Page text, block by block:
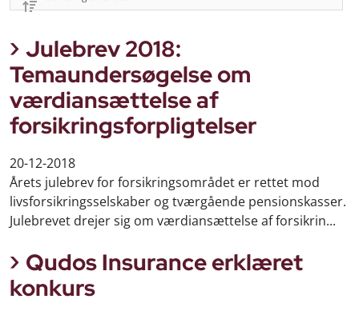
Julebrev 2018:
Temaundersøgelse om
værdiansættelse af
forsikringsforpligtelser
20-12-2018
Årets julebrev for forsikringsområdet er rettet mod
livsforsikringsselskaber og tværgående pensionskasser.
Julebrevet drejer sig om værdiansættelse af forsikrin...
Qudos Insurance erklæret
konkurs